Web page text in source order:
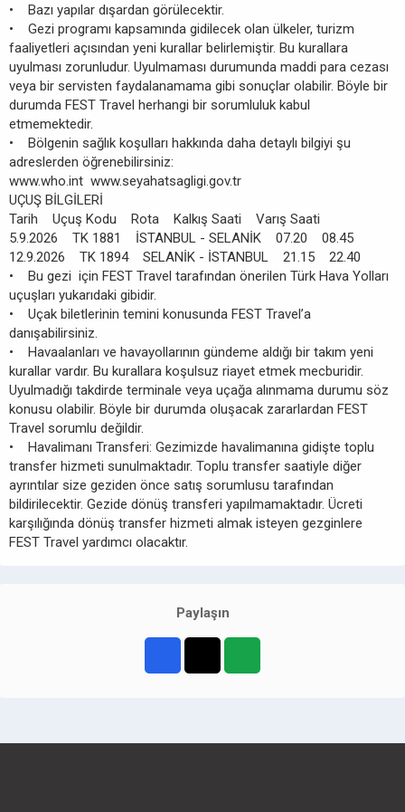
• Bazı yapılar dışardan görülecektir.
• Gezi programı kapsamında gidilecek olan ülkeler, turizm
faaliyetleri açısından yeni kurallar belirlemiştir. Bu kurallara
uyulması zorunludur. Uyulmaması durumunda maddi para cezası
veya bir servisten faydalanamama gibi sonuçlar olabilir. Böyle bir
durumda FEST Travel herhangi bir sorumluluk kabul
etmemektedir.
• Bölgenin sağlık koşulları hakkında daha detaylı bilgiyi şu
adreslerden öğrenebilirsiniz:
www.who.int www.seyahatsagligi.gov.tr
UÇUŞ BİLGİLERİ
Tarih Uçuş Kodu Rota Kalkış Saati Varış Saati
5.9.2026 TK 1881 İSTANBUL - SELANİK 07.20 08.45
12.9.2026 TK 1894 SELANİK - İSTANBUL 21.15 22.40
• Bu gezi için FEST Travel tarafından önerilen Türk Hava Yolları
uçuşları yukarıdaki gibidir.
• Uçak biletlerinin temini konusunda FEST Travel’a
danışabilirsiniz.
• Havaalanları ve havayollarının gündeme aldığı bir takım yeni
kurallar vardır. Bu kurallara koşulsuz riayet etmek mecburidir.
Uyulmadığı takdirde terminale veya uçağa alınmama durumu söz
konusu olabilir. Böyle bir durumda oluşacak zararlardan FEST
Travel sorumlu değildir.
• Havalimanı Transferi: Gezimizde havalimanına gidişte toplu
transfer hizmeti sunulmaktadır. Toplu transfer saatiyle diğer
ayrıntılar size geziden önce satış sorumlusu tarafından
bildirilecektir. Gezide dönüş transferi yapılmamaktadır. Ücreti
karşılığında dönüş transfer hizmeti almak isteyen gezginlere
FEST Travel yardımcı olacaktır.
Paylaşın